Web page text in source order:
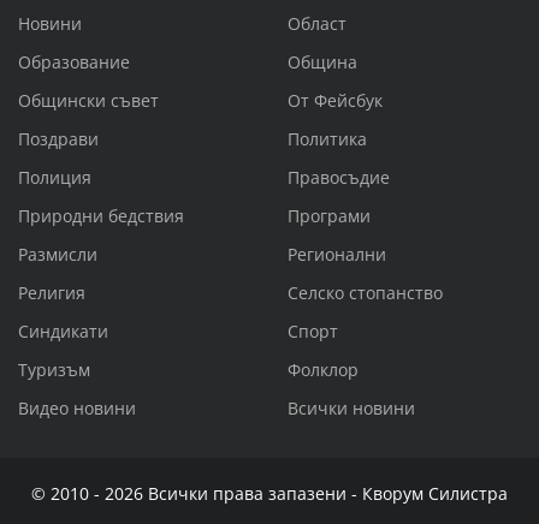
Новини
Област
Образование
Община
Общински съвет
От Фейсбук
Поздрави
Политика
Полиция
Правосъдие
Природни бедствия
Програми
Размисли
Регионални
Религия
Селско стопанство
Синдикати
Спорт
Туризъм
Фолклор
Видео новини
Всички новини
© 2010 - 2026 Всички права запазени - Кворум Силистра